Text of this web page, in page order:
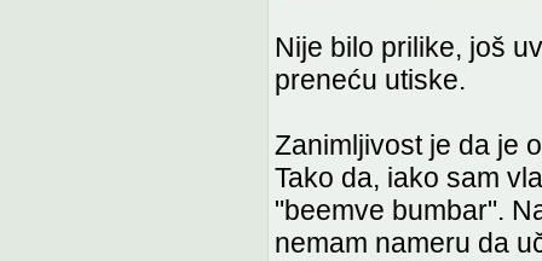
Nije bilo prilike, još
preneću utiske.
Zanimljivost je da je
Tako da, iako sam
"beemve bumbar".
nemam nameru da